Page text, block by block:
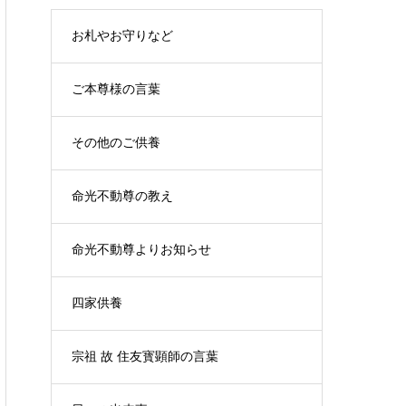
お札やお守りなど
ご本尊様の言葉
その他のご供養
命光不動尊の教え
命光不動尊よりお知らせ
四家供養
宗祖 故 住友寳顕師の言葉